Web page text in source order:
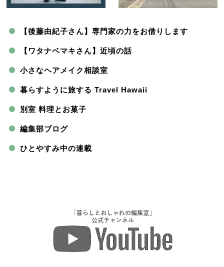
【後藤由紀子さん】専門家の力をお借りします
【ワタナベマキさん】近頃の話
小さなヘアメイク相談室
暮らすように旅する Travel Hawaii
別室 料理とお菓子
編集部ブログ
ひとやすみ中の連載